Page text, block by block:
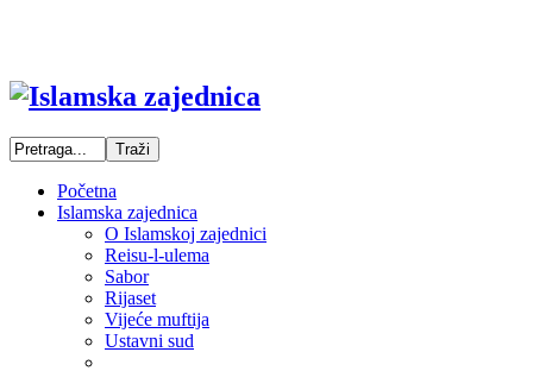
Početna
Islamska zajednica
O Islamskoj zajednici
Reisu-l-ulema
Sabor
Rijaset
Vijeće muftija
Ustavni sud